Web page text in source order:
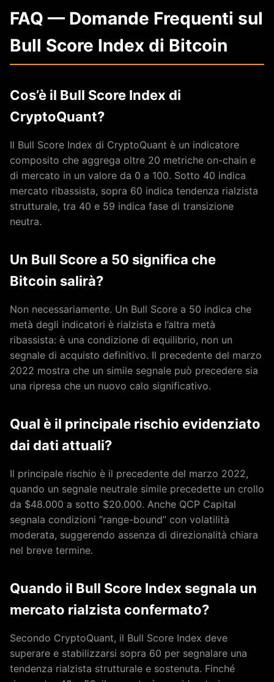
FAQ — Domande Frequenti sul
Bull Score Index di Bitcoin
Cos’è il Bull Score Index di
CryptoQuant?
Il Bull Score Index di CryptoQuant è un indicatore
composito che aggrega oltre 20 metriche on-chain e
di mercato in un valore da 0 a 100. Sotto 40 indica
mercato ribassista, sopra 60 indica tendenza rialzista
strutturale, tra 40 e 59 indica fase di transizione
neutra.
Un Bull Score a 50 significa che
Bitcoin salirà?
Non necessariamente. Un Bull Score a 50 indica che
metà degli indicatori è rialzista e l’altra metà
ribassista: è una condizione di equilibrio, non un
segnale di acquisto definitivo. Il precedente del marzo
2022 mostra che un simile segnale può precedere sia
una ripresa che un nuovo calo significativo.
Qual è il principale rischio evidenziato
dai dati attuali?
Il principale rischio è il precedente del marzo 2022,
quando un segnale neutrale simile precedette un crollo
da $48.000 a sotto $20.000. Anche QCP Capital
segnala condizioni “range-bound” con volatilità
moderata, suggerendo assenza di direzionalità chiara
nel breve termine.
Quando il Bull Score Index segnala un
mercato rialzista confermato?
Secondo CryptoQuant, il Bull Score Index deve
superare e stabilizzarsi sopra 60 per segnalare una
tendenza rialzista strutturale e sostenuta. Finché